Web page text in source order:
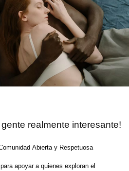
realmente interesante!
Abierta y Respetuosa
apoyar a quienes exploran el